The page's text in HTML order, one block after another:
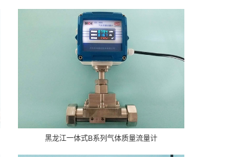
黑龙江一体式B系列气体质量流量计